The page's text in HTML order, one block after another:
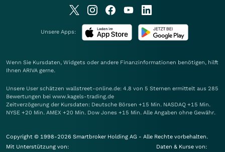
Unsere Apps:
Wenn Sie Kursdaten, Widgets oder andere Finanzinformationen benötigen, hilft
Ihnen ARIVA gerne.
Unsere User schätzen wallstreet-online.de: 4.8 von 5 Sternen ermittelt aus 285
Bewertungen bei www.kagels-trading.de
Zeitverzögerung der Kursdaten: Deutsche Börsen +15 Min. NASDAQ +15 Min.
NYSE +20 Min. AMEX +20 Min. Dow Jones +15 Min. Alle Angaben ohne Gewähr.
Copyright © 1998-2026 Smartbroker Holding AG - Alle Rechte vorbehalten.
Mit Unterstützung von:
Daten & Kurse von: